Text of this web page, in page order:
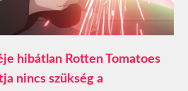
hibátlan Rotten Tomatoes
nincs szükség a